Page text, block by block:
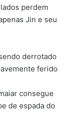
perdem
Jin e seu
derrotado
ferido
consegue
de espada do